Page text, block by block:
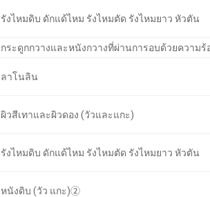
รังไหมดิบ ดักแด้ไหม รังไหมตัด รังไหมยาว หัวตัน
กระดูกกวางและหนังกวางที่ผ่านการอบด้วยความร้
ลาโนลิน
ผิวสีเทาและผิวดอง (วัวและแกะ)
รังไหมดิบ ดักแด้ไหม รังไหมตัด รังไหมยาว หัวตัน
หนังดิบ (วัว แกะ)②